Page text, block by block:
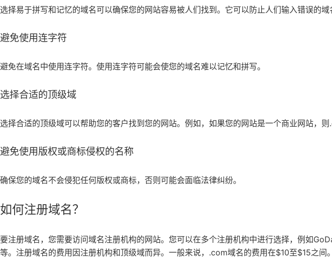
选择易于拼写和记忆的域名可以确保您的网站容易被人们找到。它可以防止人们输入错误的域
避免使用连字符
避免在域名中使用连字符。使用连字符可能会使您的域名难以记忆和拼写。
选择合适的顶级域
选择合适的顶级域可以帮助您的客户找到您的网站。例如，如果您的网站是一个商业网站，则
避免使用版权或商标侵权的名称
确保您的域名不会侵犯任何版权或商标，否则可能会面临法律纠纷。
如何注册域名？
要注册域名，您需要访问域名注册机构的网站。您可以在多个注册机构中进行选择，例如
等。注册域名的费用因注册机构和顶级域而异。一般来说，.com域名的费用在$10至$15之间。